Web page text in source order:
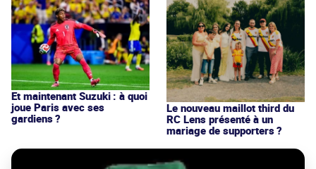
Et maintenant Suzuki : à quoi
joue Paris avec ses
gardiens ?
Le nouveau maillot third du
RC Lens présenté à un
mariage de supporters ?